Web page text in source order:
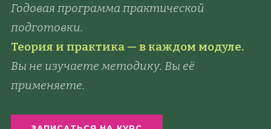
Годовая программа практической
подготовки.
Теория и практика — в каждом модуле.
Вы не изучаете методику. Вы её
применяете.